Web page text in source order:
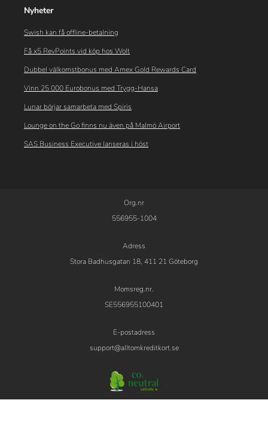
Nyheter
Swish kan få offline-betalning
Få x5 RevPoints vid köp hos Wolt
Dubbel välkomstbonus med Amex Gold Rewards Card
Vinn 25 000 Eurobonus med Trygg-Hansa
Lunar börjar samarbeta med Spiris
Lounge on the Go finns nu även på Malmö Airport
SAS Business Executive lanseras i höst
Org.nr
556955-1004
Adress
Stora Badhusgatan 18, 411 21 Göteborg
Momsreg.nr.
SE556955100401
E-postadress
support@alltomkreditkort.se